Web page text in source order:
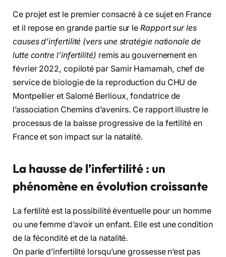
Ce projet est le premier consacré à ce sujet en France
et il repose en grande partie sur le Rapport sur les
causes d’infertilité (vers une stratégie nationale de
lutte contre l’infertilité) remis au gouvernement en
février 2022, copiloté par Samir Hamamah, chef de
service de biologie de la reproduction du CHU de
Montpellier et Salomé Berlioux, fondatrice de
l’association Chemins d’avenirs. Ce rapport illustre le
processus de la baisse progressive de la fertilité en
France et son impact sur la natalité.
La hausse de l’infertilité : un
phénomène en évolution croissante
La fertilité est la possibilité éventuelle pour un homme
ou une femme d’avoir un enfant. Elle est une condition
de la fécondité et de la natalité.
On parle d’infertilité lorsqu’une grossesse n’est pas